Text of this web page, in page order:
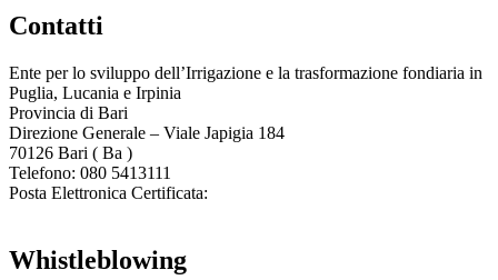
Contatti
Ente per lo sviluppo dell’Irrigazione e la trasformazione fondiaria in
Puglia, Lucania e Irpinia
Provincia di Bari
Direzione Generale – Viale Japigia 184
70126 Bari ( Ba )
Telefono: 080 5413111
Posta Elettronica Certificata:
Whistleblowing